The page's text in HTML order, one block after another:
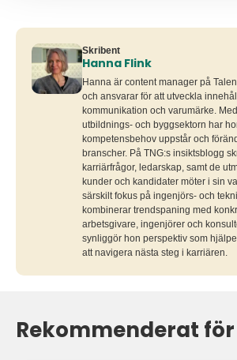
Skribent
Hanna Flink
Hanna är content manager på
och ansvarar för att utveckla
kommunikation och varumärke.
utbildnings- och byggsektorn har
kompetensbehov uppstår och
branscher. På TNG:s insiktsblogg
karriärfrågor, ledarskap, samt de
kunder och kandidater möter i sin
särskilt fokus på ingenjörs- och
kombinerar trendspaning med
arbetsgivare, ingenjörer och
synliggör hon perspektiv som
att navigera nästa steg i karriären.
Rekommenderat